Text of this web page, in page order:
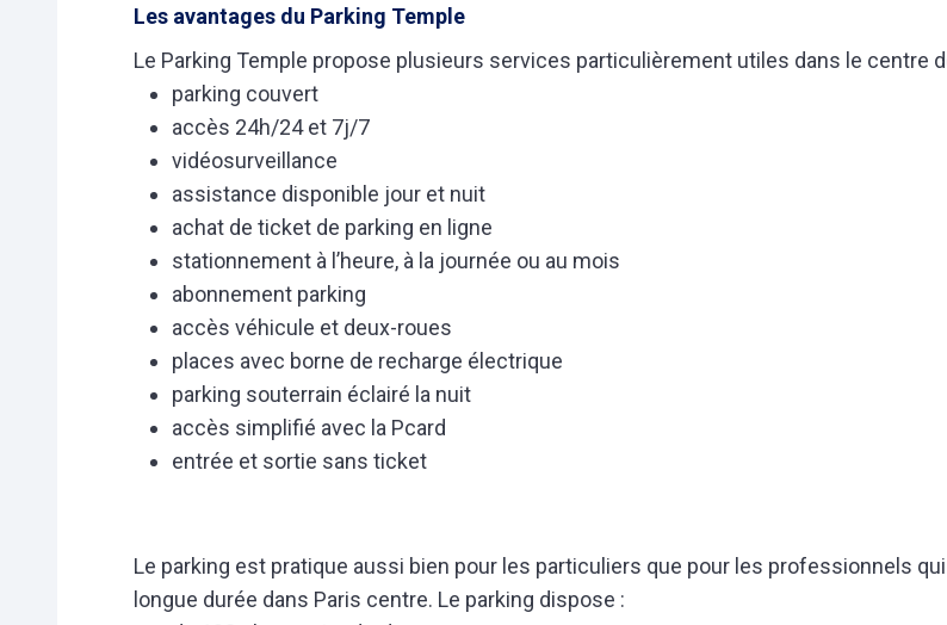
Les avantages du Parking Temple
Le Parking Temple propose plusieurs services particulièrement utiles dans le centre
parking couvert
accès 24h/24 et 7j/7
vidéosurveillance
assistance disponible jour et nuit
achat de ticket de parking en ligne
stationnement à l’heure, à la journée ou au mois
abonnement parking
accès véhicule et deux-roues
places avec borne de recharge électrique
parking souterrain éclairé la nuit
accès simplifié avec la Pcard
entrée et sortie sans ticket
Le parking est pratique aussi bien pour les particuliers que pour les professionnels
longue durée dans Paris centre. Le parking dispose :